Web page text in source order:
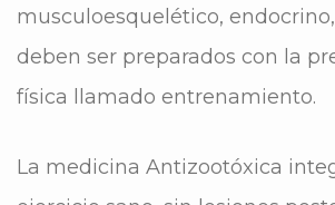
musculoesquelético,
deben ser preparados con la
física llamado entrenamiento.
La medicina Antizootóxica